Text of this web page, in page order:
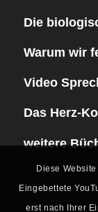
Die
Warum wir
Video
Das Herz-
weitere
Diese
Eingebettete
erst nach Ihrer